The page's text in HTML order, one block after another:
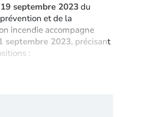
septembre 2023du
et de la
incendie accompagne
septembre 2023, précisant
: